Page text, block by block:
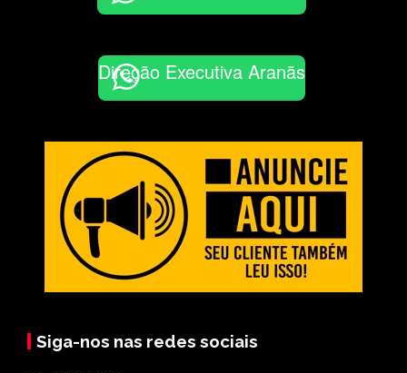
Direção Executiva Aranãs
Siga-nos nas redes sociais